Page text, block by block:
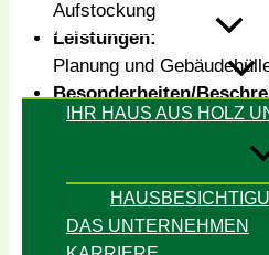
HAMACHER HOLZBAU
IHR HAUS AUS HOLZ
DAS UNTERNEHMEN
Aufstockung
Leistungen:
Planung und
Besonderheiten/
Aufstockung und
Fertigstellung:
2022